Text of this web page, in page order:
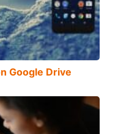
Google Drive